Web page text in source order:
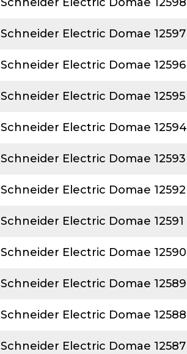
Schneider Electric Domae 12597
Schneider Electric Domae 12596
Schneider Electric Domae 12595
Schneider Electric Domae 12594
Schneider Electric Domae 12593
Schneider Electric Domae 12592
Schneider Electric Domae 12591
Schneider Electric Domae 12590
Schneider Electric Domae 12589
Schneider Electric Domae 12588
Schneider Electric Domae 12587